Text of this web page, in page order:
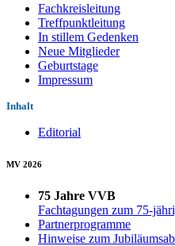
Fachkreisleitung
Treffpunktleitung
In stillem Gedenken
Neue Mitglieder
Geburtstage
Impressum
Inhalt
Editorial
MV 2026
75 Jahre VVB
Fachtagungen zum 75-
Partnerprogramme
Hinweise zum